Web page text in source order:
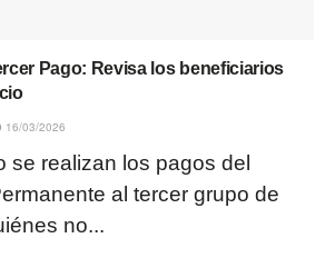
Pago: Revisa los beneficiarios
16/03/2026
se realizan los pagos del
al tercer grupo de
no...